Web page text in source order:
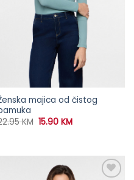
majica od čistog
KM Original
15.90KMCurrent